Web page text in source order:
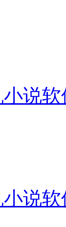
说软
说软